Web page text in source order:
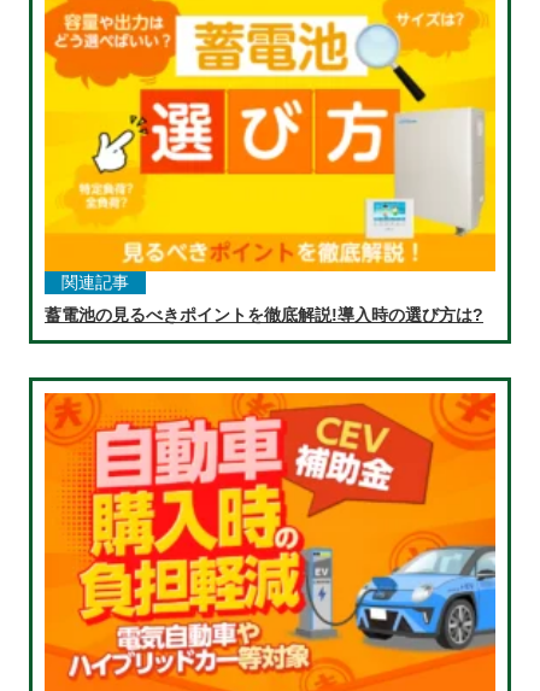
関連記事
蓄電池の見るべきポイントを徹底解説!導入時の選び方は?